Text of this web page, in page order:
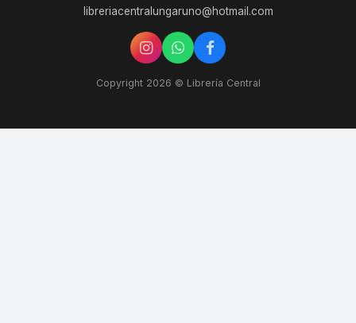
libreriacentralungaruno@hotmail.com
Copyright 2026 © Librería Central